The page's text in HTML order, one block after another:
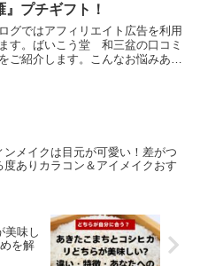
』プチギフト！
グではアフィリエイト広告を利用
す。ばいこう堂 和三盆の口コミ
ご紹介します。こんなお悩みあり
ンメイクは目元が可愛い！差がつ
度ありカラコン＆アイメイクおす
美味し
を解